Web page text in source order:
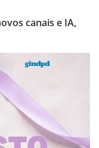
canais e IA,